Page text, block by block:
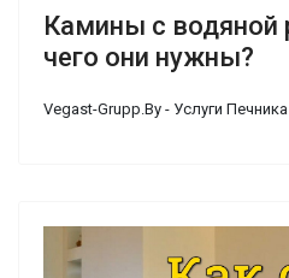
Камины с водяной
чего они нужны?
Vegast-Grupp.By - Услуги Печника